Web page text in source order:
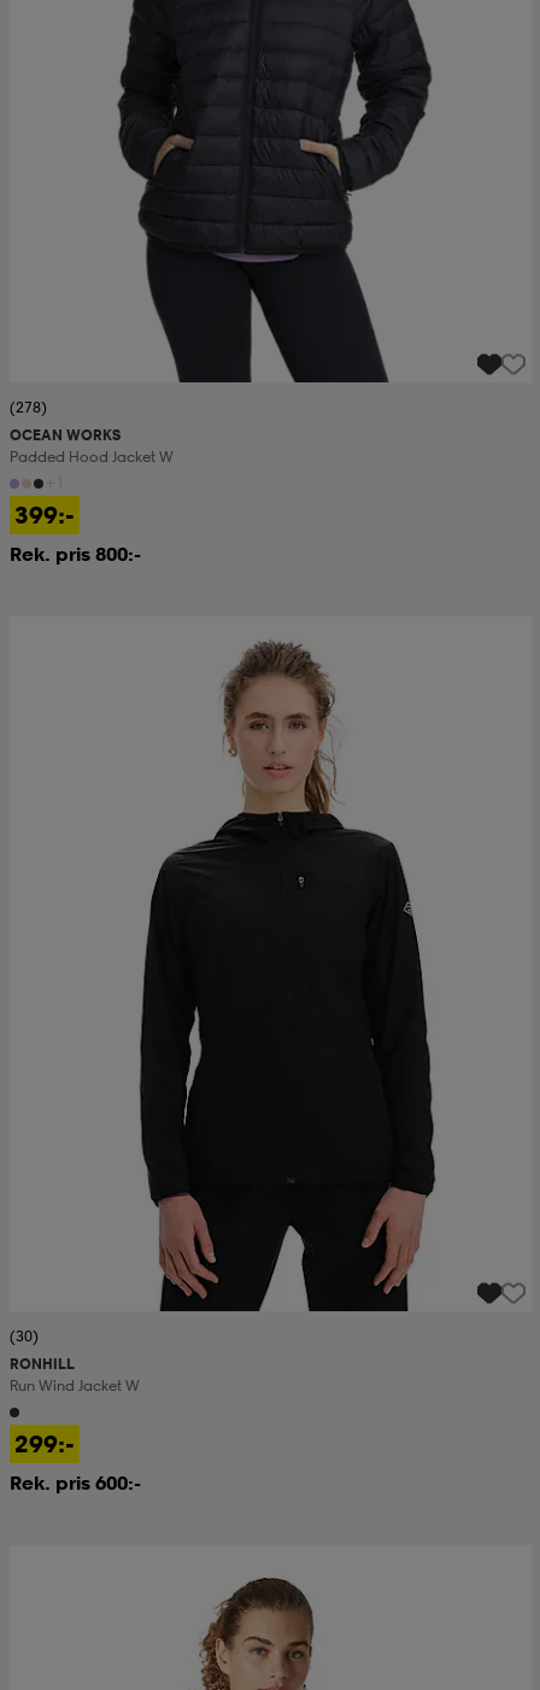
(278)
OCEAN WORKS
Padded Hood Jacket W
399:-
Rek. pris 800:-
(30)
RONHILL
Run Wind Jacket W
299:-
Rek. pris 600:-